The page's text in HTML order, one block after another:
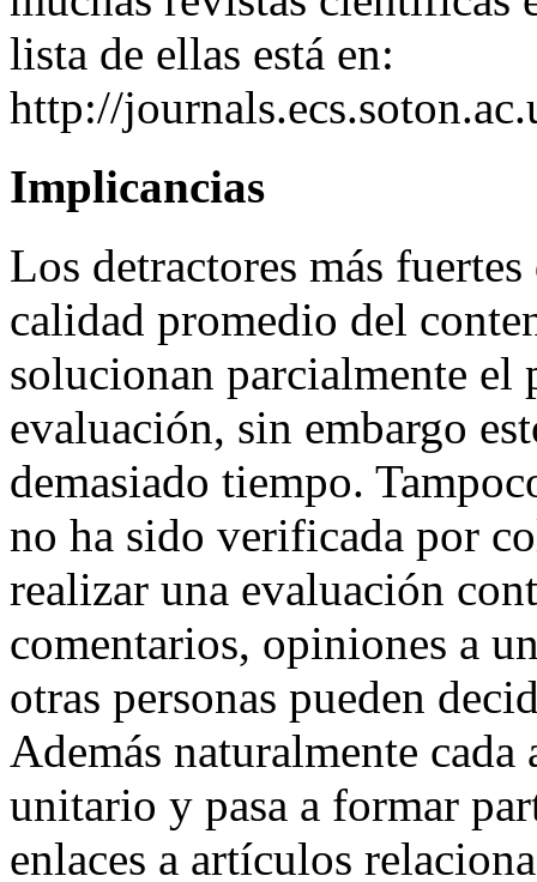
lista de ellas está en:
http://
Implicancias
Los detractores más
calidad promedio del
solucionan parcialmente el
evaluación, sin embargo
demasiado tiempo.
no ha sido verificada por
realizar una evaluación
comentarios, opiniones a
otras personas pueden
Además naturalmente
unitario y pasa a formar
enlaces a artículos